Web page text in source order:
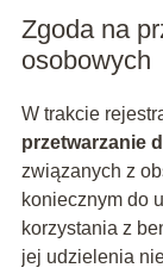
Zgoda na
osobowych
W trakcie
przetwarzanie
związanych z
koniecznym do
korzystania z
jej udzielenia